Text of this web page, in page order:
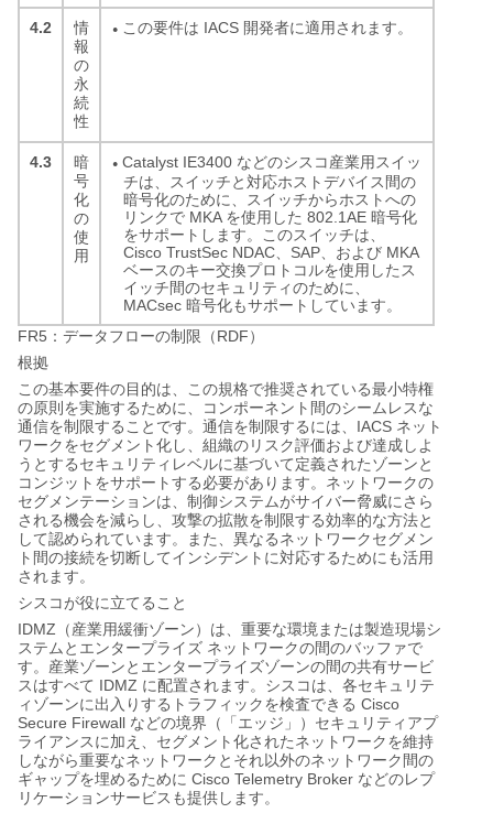
4.2
情
報
の
永
続
性
● この要件は IACS 開発者に適用されます。
4.3
暗
号
化
の
使
用
● Catalyst IE3400 などのシスコ産業用スイッ
チは、スイッチと対応ホストデバイス間の
暗号化のために、スイッチからホストへの
リンクで MKA を使用した 802.1AE 暗号化
をサポートします。このスイッチは、
Cisco TrustSec NDAC、SAP、および MKA
ベースのキー交換プロトコルを使用したス
イッチ間のセキュリティのために、
MACsec 暗号化もサポートしています。
FR5 ：データフローの制限（ RDF ）
根拠
この基本要件の目的は、この規格で推奨されている最小特権
の原則を実施するために、コンポーネント間のシームレスな
通信を制限することです。通信を制限するには、 IACS ネット
ワークをセグメント化し、組織のリスク評価および達成しよ
うとするセキュリティレベルに基づいて定義されたゾーンと
コンジットをサポートする必要があります。ネットワークの
セグメンテーションは、制御システムがサイバー脅威にさら
される機会を減らし、攻撃の拡散を制限する効率的な方法と
して認められています。また、異なるネットワークセグメン
ト間の接続を切断してインシデントに対応するためにも活用
されます。
シスコが役に立てること
IDMZ （産業用緩衝ゾーン）は、重要な環境または製造現場シ
ステムとエンタープライズ ネットワークの間のバッファで
す。産業ゾーンとエンタープライズゾーンの間の共有サービ
スはすべて IDMZ に配置されます。シスコは、各セキュリテ
ィゾーンに出入りするトラフィックを検査できる Cisco
Secure Firewall などの境界（「エッジ」）セキュリティアプ
ライアンスに加え、セグメント化されたネットワークを維持
しながら重要なネットワークとそれ以外のネットワーク間の
ギャップを埋めるために Cisco Telemetry Broker などのレプ
リケーションサービスも提供します。